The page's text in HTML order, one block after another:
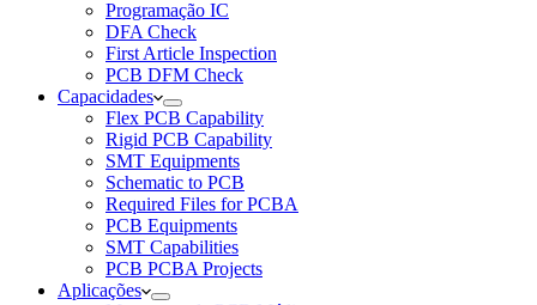
Programação IC
DFA Check
First Article Inspection
PCB DFM Check
Capacidades
Flex PCB Capability
Rigid PCB Capability
SMT Equipments
Schematic to PCB
Required Files for PCBA
PCB Equipments
SMT Capabilities
PCB PCBA Projects
Aplicações